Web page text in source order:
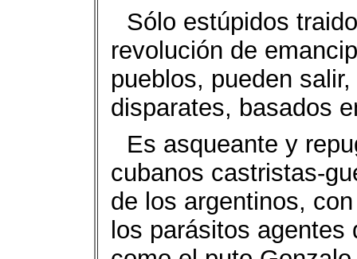
Sólo estúpidos
revolución de
pueblos, pueden
disparates, basados
Es asqueante y
cubanos castristas-
de los argentinos,
los parásitos